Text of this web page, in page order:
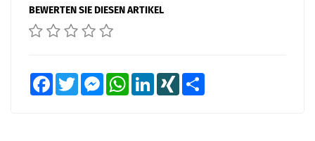
BEWERTEN SIE DIESEN ARTIKEL
FacebookTwitter MessengerWhatsAppLinkedInXING